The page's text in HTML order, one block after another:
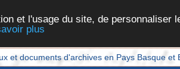
et l'usage du site, de
plus
et documents d'archives en Pays Basque et